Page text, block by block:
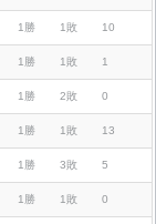
1勝 1敗 10
1勝 1敗 1
1勝 2敗 0
1勝 1敗 13
1勝 3敗 5
1勝 1敗 0